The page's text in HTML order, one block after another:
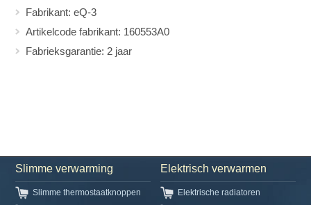
Fabrikant: eQ-3
Artikelcode fabrikant: 160553A0
Fabrieksgarantie: 2 jaar
Slimme verwarming
Slimme thermostaatknoppen
Elektrisch verwarmen
Elektrische radiatoren